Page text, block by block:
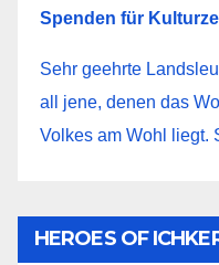
Spenden für
Sehr geehrte
all jene, denen das
Volkes am Wohl
HEROES OF